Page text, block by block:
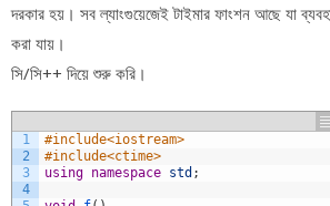
দরকার হয়। সব ল্যাংগুয়েজেই টাইমার ফাংশন আছে যা
করা যায়।
সি/সি++ দিয়ে শুরু করি।
1
2
3
4
#include<iostream>
#include<ctime>
using namespace std ;